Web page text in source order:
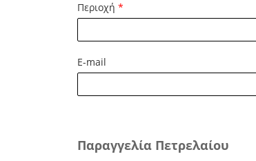
Περιοχή *
E-mail
Παραγγελία Πετρελαίου